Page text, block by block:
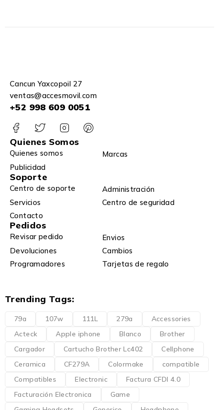
Cancun Yaxcopoil 27
ventas@accesmovil.com
+52 998 609 0051
Quienes Somos
Quienes somos
Marcas
Publicidad
Soporte
Centro de soporte
Administración
Servicios
Centro de seguridad
Contacto
Pedidos
Revisar pedido
Envios
Devoluciones
Cambios
Programadores
Tarjetas de regalo
Trending Tags:
79a 107w 111L 279a
Accessories
Acteck
Apple iphone Blanco
Brother
Cargador
Cartucho Brother Lc402
Cellphone
Ceramica
CF279A Colormake
compatible
Compatibles
Electronic
Factura CFDI 4.0
Facturación Electronica
Game